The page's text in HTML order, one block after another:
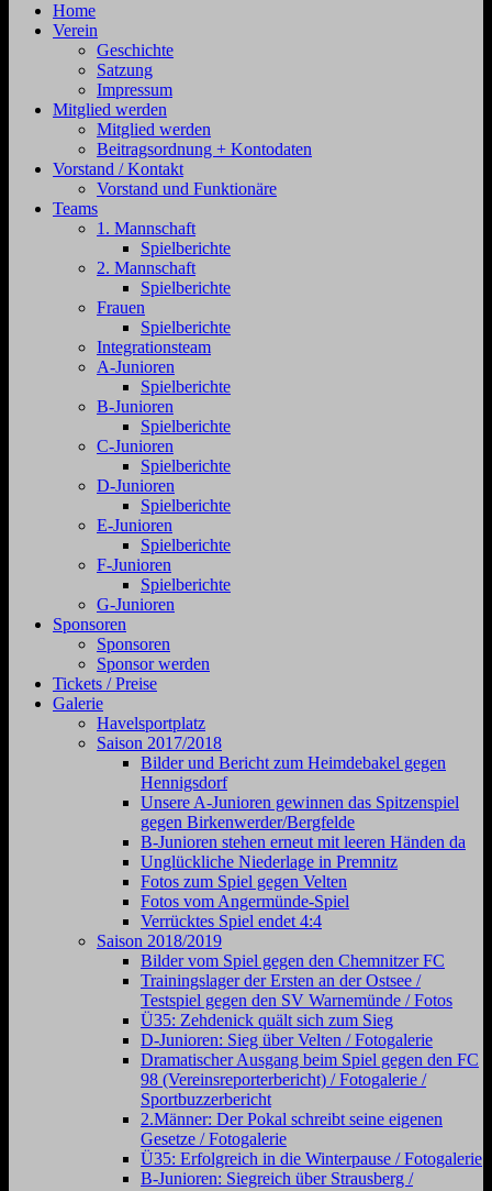
Zehdenick
Jahnstraße
Zehdenick
Home
Verein
Geschichte
Satzung
Impressum
Mitglied werden
Mitglied werden
Beitragsordnung + Kontodaten
Vorstand / Kontakt
Vorstand und Funktionäre
Teams
1. Mannschaft
Spielberichte
2. Mannschaft
Spielberichte
Frauen
Spielberichte
Integrationsteam
A-Junioren
Spielberichte
B-Junioren
Spielberichte
C-Junioren
Spielberichte
D-Junioren
Spielberichte
E-Junioren
Spielberichte
F-Junioren
Spielberichte
G-Junioren
Sponsoren
Sponsoren
Sponsor werden
Tickets / Preise
Galerie
Havelsportplatz
Saison 2017/2018
Bilder und Bericht zum Heimdebakel gegen
Hennigsdorf
Unsere A-Junioren gewinnen das Spitzenspiel
gegen Birkenwerder/Bergfelde
B-Junioren stehen erneut mit leeren Händen da
Unglückliche Niederlage in Premnitz
Fotos zum Spiel gegen Velten
Fotos vom Angermünde-Spiel
Verrücktes Spiel endet 4:4
Saison 2018/2019
Bilder vom Spiel gegen den Chemnitzer FC
Trainingslager der Ersten an der Ostsee /
Testspiel gegen den SV Warnemünde / Fotos
Ü35: Zehdenick quält sich zum Sieg
D-Junioren: Sieg über Velten / Fotogalerie
Dramatischer Ausgang beim Spiel gegen den FC
98 (Vereinsreporterbericht) / Fotogalerie /
Sportbuzzerbericht
2.Männer: Der Pokal schreibt seine eigenen
Gesetze / Fotogalerie
Ü35: Erfolgreich in die Winterpause / Fotogalerie
B-Junioren: Siegreich über Strausberg /